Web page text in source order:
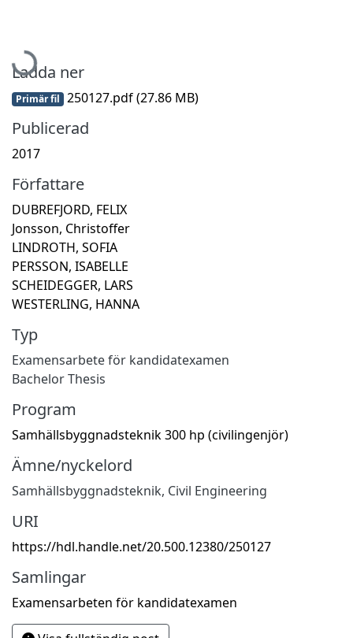
Hämtar...
Ladda ner
Primär fil 250127.pdf(27.86 MB)
Publicerad
2017
Författare
DUBREFJORD, FELIX
Jonsson, Christoffer
LINDROTH, SOFIA
PERSSON, ISABELLE
SCHEIDEGGER, LARS
WESTERLING, HANNA
Typ
Examensarbete för kandidatexamen
Bachelor Thesis
Program
Samhällsbyggnadsteknik 300 hp (civilingenjör)
Ämne/nyckelord
Samhällsbyggnadsteknik, Civil Engineering
URI
https://hdl.handle.net/20.500.12380/250127
Samlingar
Examensarbeten för kandidatexamen